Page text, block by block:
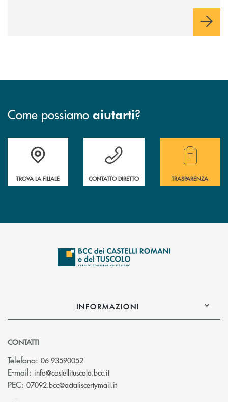
Come possiamo aiutarti?
Accedi all' elenco completo delle filiali della Bcc.
TROVA LA FILIALE
Hai bisogno di assistenza immediata?
CONTATTO DIRETTO
Hai bisogno di
TRASPARENZA
INFORMAZIONI
CONTATTI
Telefono: 06 93590052
E-mail: info@castellituscolo.bcc.it(si apre l’app di posta elettronica)
PEC: 07092.bcc@actaliscertymail.it(si apre l’app di posta